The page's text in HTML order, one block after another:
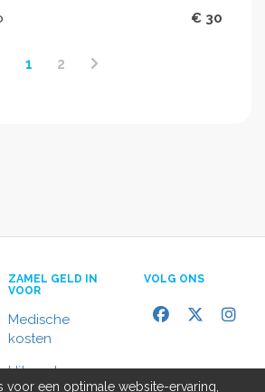
€ 30
1 2
ZAMEL GELD IN
VOOR
Medische
kosten
Uitvaart
VOLG ONS
een optimale website-ervaring,